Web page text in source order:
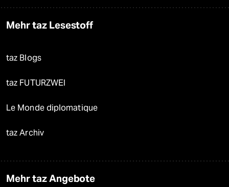
Mehr taz Lesestoff
taz Blogs
taz FUTURZWEI
Le Monde diplomatique
taz Archiv
Mehr taz Angebote